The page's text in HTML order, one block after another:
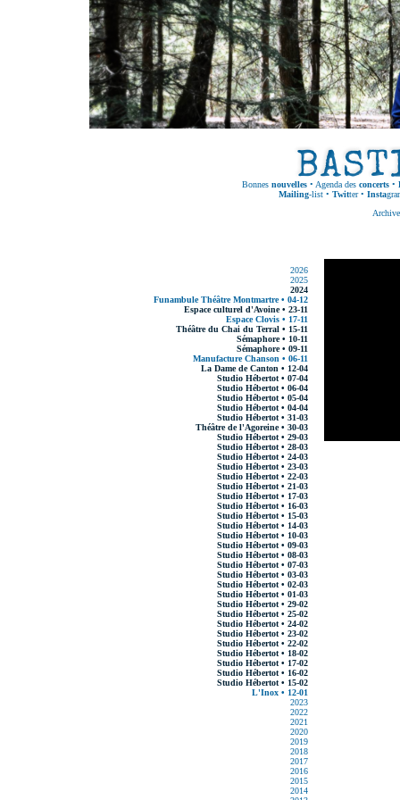
Bonnes nouvelles • Agenda des concerts •
Mailing-list• Twitter• Insta
2026
2025
2024
Funambule Théâtre Montmartre • 04-12
Espace culturel d'Avoine • 23-11
Espace Clovis • 17-11
Théâtre du Chai du Terral • 15-11
Sémaphore • 10-11
Sémaphore • 09-11
Manufacture Chanson • 06-11
La Dame de Canton • 12-04
Studio Hébertot • 07-04
Studio Hébertot • 06-04
Studio Hébertot • 05-04
Studio Hébertot • 04-04
Studio Hébertot • 31-03
Théâtre de l'Agoreine • 30-03
Studio Hébertot • 29-03
Studio Hébertot • 28-03
Studio Hébertot • 24-03
Studio Hébertot • 23-03
Studio Hébertot • 22-03
Studio Hébertot • 21-03
Studio Hébertot • 17-03
Studio Hébertot • 16-03
Studio Hébertot • 15-03
Studio Hébertot • 14-03
Studio Hébertot • 10-03
Studio Hébertot • 09-03
Studio Hébertot • 08-03
Studio Hébertot • 07-03
Studio Hébertot • 03-03
Studio Hébertot • 02-03
Studio Hébertot • 01-03
Studio Hébertot • 29-02
Studio Hébertot • 25-02
Studio Hébertot • 24-02
Studio Hébertot • 23-02
Studio Hébertot • 22-02
Studio Hébertot • 18-02
Studio Hébertot • 17-02
Studio Hébertot • 16-02
Studio Hébertot • 15-02
L'Inox • 12-01
2023
2022
2021
2020
2019
2018
2017
2016
2015
2014